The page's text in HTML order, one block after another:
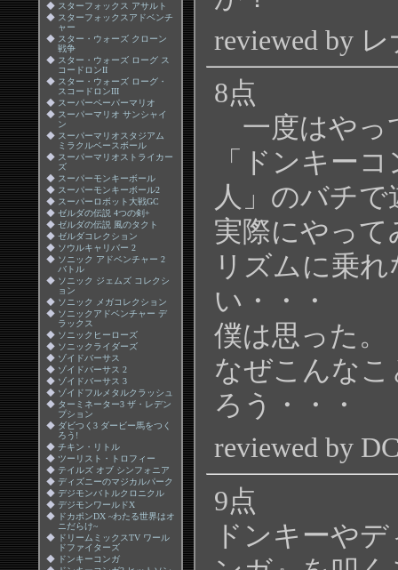
◆ スターフォックス アサルト
◆ スターフォックスアドベンチ
ャー
◆ スター・ウォーズ クローン
戦争
◆ スター・ウォーズ ローグ ス
コードロンII
◆ スター・ウォーズ ローグ・
スコードロンIII
◆ スーパーペーパーマリオ
◆ スーパーマリオ サンシャイ
ン
◆ スーパーマリオスタジアム
ミラクルベースボール
◆ スーパーマリオストライカー
ズ
◆ スーパーモンキーボール
◆ スーパーモンキーボール2
◆ スーパーロボット大戦GC
◆ ゼルダの伝説 4つの剣+
◆ ゼルダの伝説 風のタクト
◆ ゼルダコレクション
◆ ソウルキャリバー 2
◆ ソニック アドベンチャー 2
バトル
◆ ソニック ジェムズ コレクシ
ョン
◆ ソニック メガコレクション
◆ ソニックアドベンチャー デ
ラックス
◆ ソニックヒーローズ
◆ ソニックライダーズ
◆ ゾイドバーサス
◆ ゾイドバーサス 2
◆ ゾイドバーサス 3
◆ ゾイドフルメタルクラッシュ
◆ ターミネーター3 ザ・レデン
プション
◆ ダビつく3 ダービー馬をつく
ろう!
◆ チキン・リトル
◆ ツーリスト・トロフィー
◆ テイルズ オブ シンフォニア
◆ ディズニーのマジカルパーク
◆ デジモンバトルクロニクル
◆ デジモンワールドX
◆ ドカポンDX ~わたる世界はオ
ニだらけ~
◆ ドリームミックスTV ワール
ドファイターズ
◆ ドンキーコンガ
reviewed by
8点
一度はやっ
「ドンキー
人」のバチ
実際にやって
リズムに乗
い・・・
僕は思った。
なぜこんな
ろう・・・
reviewed by
9点
ドンキーや